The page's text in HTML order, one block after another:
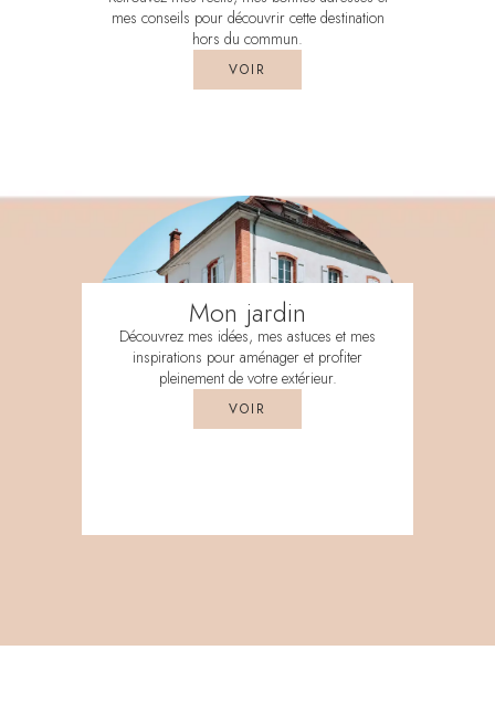
mes conseils pour découvrir cette destination
hors du commun.
VOIR
Mon jardin
Découvrez mes idées, mes astuces et mes
inspirations pour aménager et profiter
pleinement de votre extérieur.
VOIR